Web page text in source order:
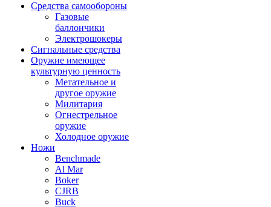
Средства самообороны
Газовые
баллончики
Электрошокеры
Сигнальные средства
Оружие имеющее
культурную ценность
Метательное и
другое оружие
Милитария
Огнестрельное
оружие
Холодное оружие
Ножи
Benchmade
Al Mar
Boker
CJRB
Buck